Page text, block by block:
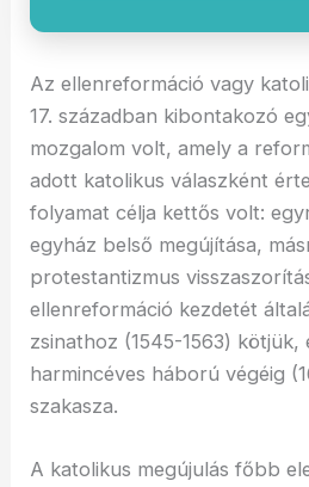
Az ellenreformáció vagy
17. században kibontakozó
mozgalom volt, amely a
adott katolikus válaszként
folyamat célja kettős volt:
egyház belső megújítása,
protestantizmus
ellenreformáció kezdetét
zsinathoz (1545-1563) kötjük,
harmincéves háború végéig
szakasza.
A katolikus megújulás főbb